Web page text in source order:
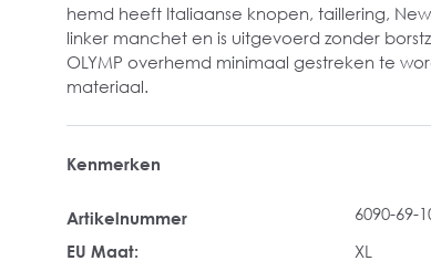
hemd heeft Italiaanse knopen, taillering,
linker manchet en is uitgevoerd zonder
OLYMP overhemd minimaal gestreken te
materiaal.
Kenmerken
Artikelnummer
6090-69-
EU Maat:
XL